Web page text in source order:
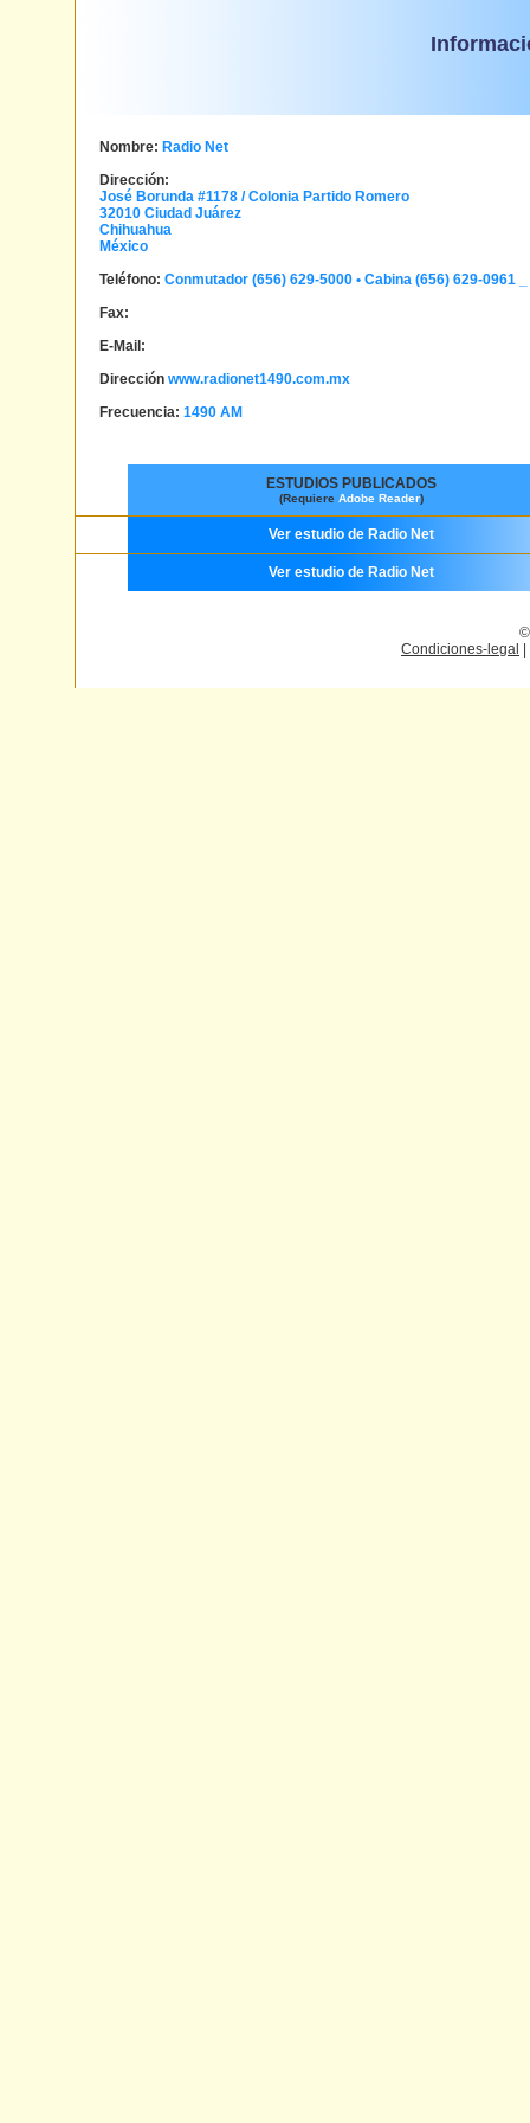
Nombre: Radio Net
Dirección:
José Borunda #1178 / Colonia Partido Romero
32010 Ciudad Juárez
Chihuahua
México
Teléfono: Conmutador (656) 629-5000 • Cabina (656) 629-0961 _
Fax:
E-Mail:
Dirección www.radionet1490.com.mx
Frecuencia: 1490 AM
ESTUDIOS PUBLICADOS
(Requiere Adobe Reader)
Ver estudio de Radio Net
Ver estudio de Radio Net
©
Condiciones-legal